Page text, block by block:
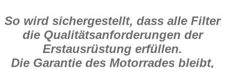
So wird sichergestellt, dass alle Filter
die Qualitätsanforderungen der
Erstausrüstung erfüllen.
Die Garantie des Motorrades bleibt,